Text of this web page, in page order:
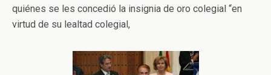
quiénes se les concedió la insignia de oro colegial “en
virtud de su lealtad colegial,